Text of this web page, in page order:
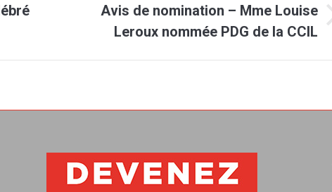
Avis de nomination – Mme Louise
Leroux nommée PDG de la CCIL